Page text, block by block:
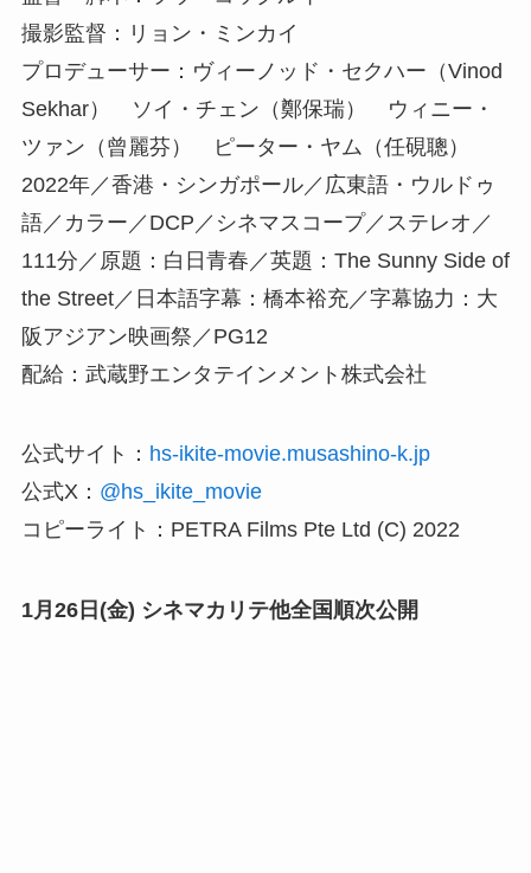
撮影監督：リョン・ミンカイ
プロデューサー：ヴィーノッド・セクハー（Vinod
Sekhar） ソイ・チェン（鄭保瑞） ウィニー・
ツァン（曾麗芬） ピーター・ヤム（任硯聰）
2022年／香港・シンガポール／広東語・ウルドゥ
語／カラー／DCP／シネマスコープ／ステレオ／
111分／原題：白日青春／英題：The Sunny Side of
the Street／日本語字幕：橋本裕充／字幕協力：大
阪アジアン映画祭／PG12
配給：武蔵野エンタテインメント株式会社
公式サイト： hs-ikite-movie.musashino-k.jp
公式X： @hs_ikite_movie
コピーライト：PETRA Films Pte Ltd (C) 2022
1月26日(金) シネマカリテ他全国順次公開